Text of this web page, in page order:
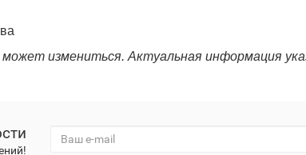
измениться. Актуальная информация